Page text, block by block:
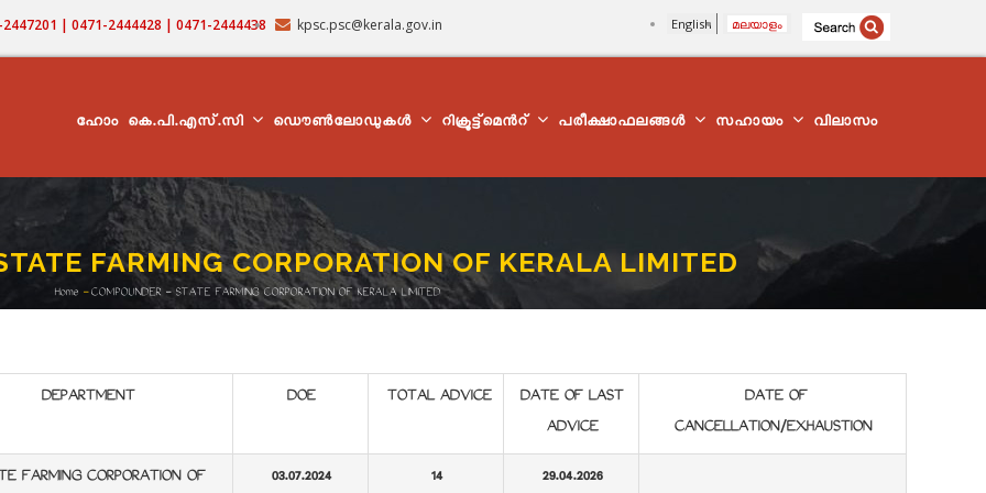
| 0471-2444428 | 0471-2444438 kpsc.psc@kerala.gov.in English മലയാളം
NAVIGATION
ഹോം കെ.പി.എസ്.സി ഡൌൺലോഡുകൾ റിക്രൂട്ട്മെന്‍റ് പരീക്ഷാഫലങ്ങൾ സഹായം വിലാസം
FARMING CORPORATION OF KERALA LIMITED
Breadcrumb
Home - COMPOUNDER - STATE FARMING CORPORATION OF KERALA LIMITED
DEPARTMENT DOE TOTAL ADVICE
DATE OF LAST
ADVICE
DATE OF
CANCELLATION/EXHAUSTION
FARMING CORPORATION OF
03.07.2024 14 29.04.2026